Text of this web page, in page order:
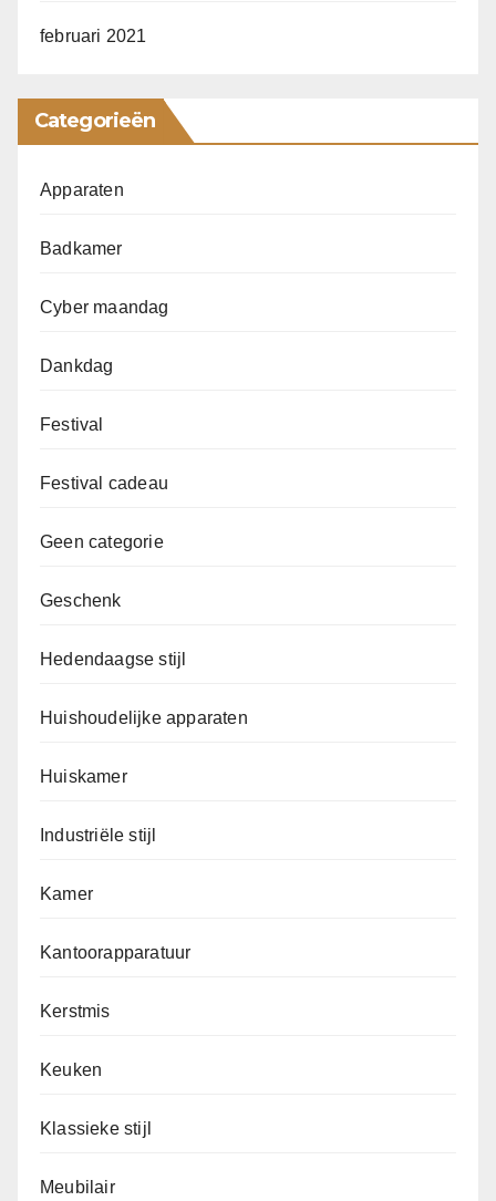
februari 2021
Categorieën
Apparaten
Badkamer
Cyber maandag
Dankdag
Festival
Festival cadeau
Geen categorie
Geschenk
Hedendaagse stijl
Huishoudelijke apparaten
Huiskamer
Industriële stijl
Kamer
Kantoorapparatuur
Kerstmis
Keuken
Klassieke stijl
Meubilair